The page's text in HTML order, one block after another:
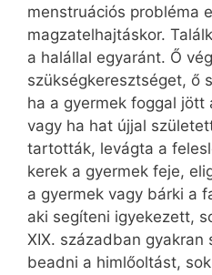
menstruációs probléma
magzatelhajtáskor.
a halállal egyaránt. Ő
szükségkeresztséget, ő
ha a gyermek foggal jött
vagy ha hat újjal
tartották, levágta a
kerek a gyermek feje,
a gyermek vagy bárki a
aki segíteni igyekezett,
XIX. században
beadni a himlőoltást,